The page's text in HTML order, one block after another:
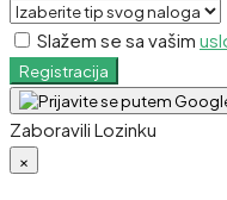
Slažem se sa vašim
Registracija
Zaboravili Lozinku
×